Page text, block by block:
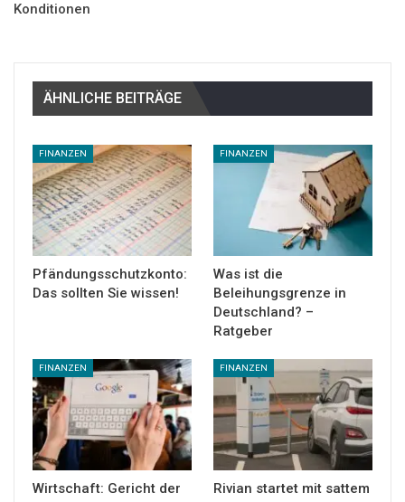
Konditionen
ÄHNLICHE BEITRÄGE
FINANZEN
Pfändungsschutzkonto:
Das sollten Sie wissen!
FINANZEN
Was ist die
Beleihungsgrenze in
Deutschland? –
Ratgeber
FINANZEN
Wirtschaft: Gericht der
FINANZEN
Rivian startet mit sattem